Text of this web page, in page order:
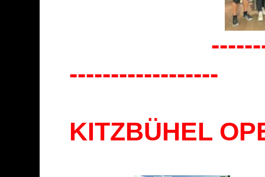
------------------
KITZBÜHEL